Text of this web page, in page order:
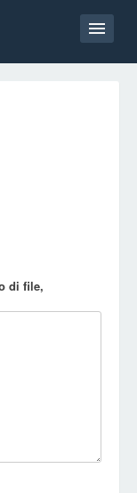
FILE
di file,